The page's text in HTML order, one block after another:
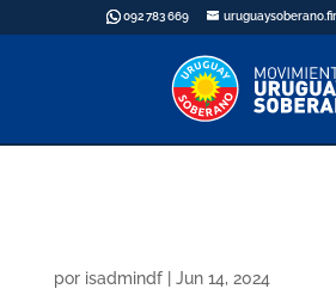
092 783 669
por isadmindf| Jun 14, 2024